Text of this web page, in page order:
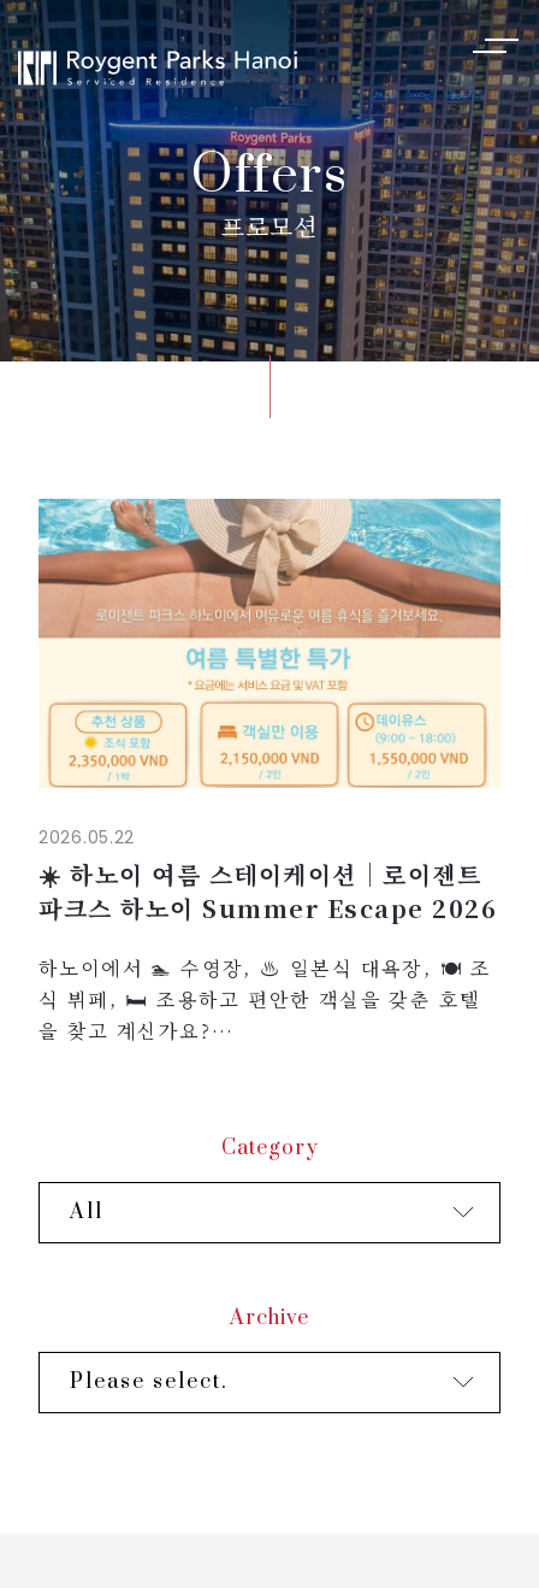
Offers
프로모션
2026.05.22
☀️ 하노이 여름 스테이케이션｜로이젠트
파크스 하노이 Summer Escape 2026
하노이에서 🏊 수영장, ♨️ 일본식 대욕장, 🍽️ 조
식 뷔페, 🛏️ 조용하고 편안한 객실을 갖춘 호텔
을 찾고 계신가요?
일까지 이용하실 수 있으며, 주말 휴식, 👨‍👩‍👧
가족 여행, 💑 커플 스테이케이션, 💼 비즈니스
출장, 🌤️ 데이유스...
Category
All
Archive
Please select.